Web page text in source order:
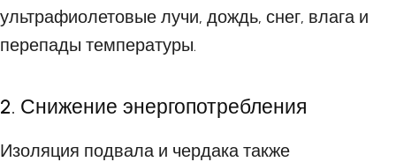
ультрафиолетовые лучи, дождь, снег, влага и
перепады температуры.
2. Снижение энергопотребления
Изоляция подвала и чердака также